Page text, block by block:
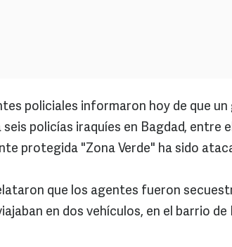
policiales informaron hoy de que
policías iraquíes en Bagdad, entre
protegida "Zona Verde" ha sido
que los agentes fueron
en dos vehículos, en el barrio